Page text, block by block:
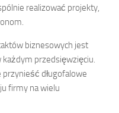
realizować projekty,
biznesowych jest
przedsięwzięciu.
długofalowe
firmy na wielu